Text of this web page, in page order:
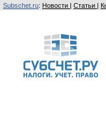
Subschet.ru: Новости | Статьи |